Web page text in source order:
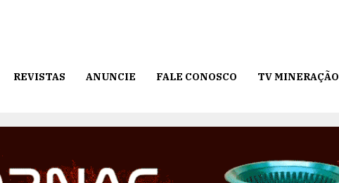
REVISTAS ANUNCIE FALE CONOSCO TV MINERAÇÃO